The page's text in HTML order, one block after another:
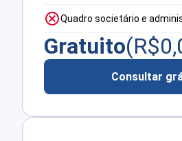
Quadro societário e
Gratuito(R$
Consultar